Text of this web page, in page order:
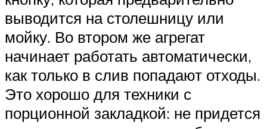
выводится на столешницу или
мойку. Во втором же агрегат
начинает работать автоматически,
как только в слив попадают отходы.
Это хорошо для техники с
порционной закладкой: не придется